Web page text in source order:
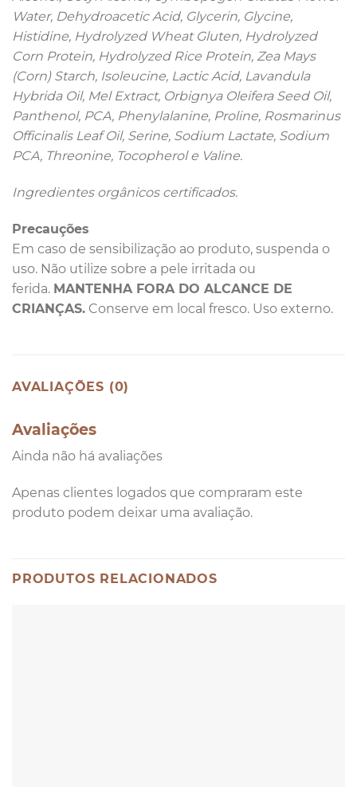
Water, Dehydroacetic Acid, Glycerin, Glycine,
Histidine, Hydrolyzed Wheat Gluten, Hydrolyzed
Corn Protein, Hydrolyzed Rice Protein, Zea Mays
(Corn) Starch, Isoleucine, Lactic Acid, Lavandula
Hybrida Oil, Mel Extract, Orbignya Oleifera Seed Oil,
Panthenol, PCA, Phenylalanine, Proline, Rosmarinus
Officinalis Leaf Oil, Serine, Sodium Lactate, Sodium
PCA, Threonine, Tocopherol e Valine.
Ingredientes orgânicos certificados.
Precauções
Em caso de sensibilização ao produto, suspenda o
uso. Não utilize sobre a pele irritada ou
ferida. MANTENHA FORA DO ALCANCE DE
CRIANÇAS. Conserve em local fresco. Uso externo.
AVALIAÇÕES (0)
Avaliações
Ainda não há avaliações
Apenas clientes logados que compraram este
produto podem deixar uma avaliação.
PRODUTOS RELACIONADOS